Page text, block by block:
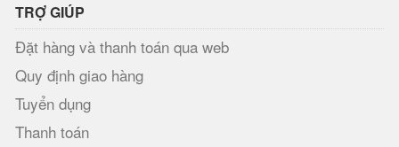
TRỢ GIÚP
Đặt hàng và thanh toán qua web
Quy định giao hàng
Tuyển dụng
Thanh toán